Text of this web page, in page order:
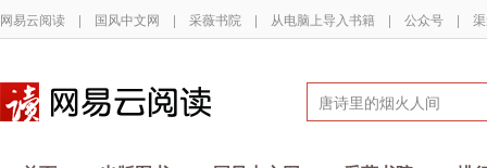
网易云阅读 | 国风中文网 | 采薇书院 | 从电脑上导入书籍 | 公众号 |